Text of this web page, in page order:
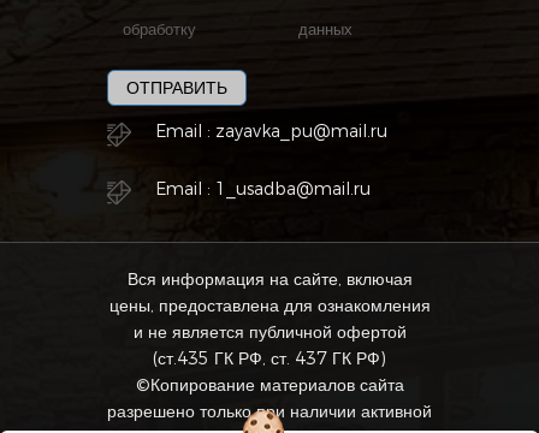
обработку данных
ОТПРАВИТЬ
Email : zayavka_pu@mail.ru
Email : 1_usadba@mail.ru
Вся информация на сайте, включая
цены, предоставлена для ознакомления
и не является публичной офертой
(ст.435 ГК РФ, ст. 437 ГК РФ)
©Копирование материалов сайта
разрешено только при наличии активной